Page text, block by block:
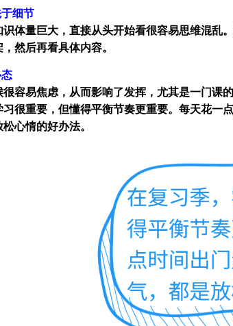
细节
识体量巨大，直接从头开始看很容易思维混乱
然后再看具体内容。
很容易焦虑，从而影响了发挥，尤其是一门课
习很重要，但懂得平衡节奏更重要。每天花一
心情的好办法。